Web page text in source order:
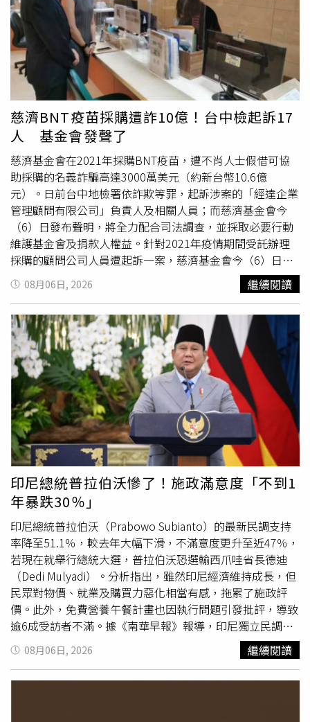
其自辦股務資格，並要求改由專業機構辦理相關股務作業。
市、量販店等通路缺貨情況比傳統市場更加明顯。他表示，
隨著新一批蛋雞陸續成熟投入產蛋，市場供應最快可望於9
月逐步回穩，但在此之前，雞蛋供應仍可能維持偏緊。面對
供需失衡，養雞協會已與產銷端討論調整全品項雞蛋價格，
希望反映市場供應現況及生產成本，不過目前尚未決定何時
調漲及實際漲幅。王建培指出，即使每盒雞蛋調漲3至5元，
平均換算每顆雞蛋增加的成本僅幾角錢，對消費者日常支出
影響相對有限。王建培坦言，國內 雞蛋市場幾乎每年夏天都
會受到高溫影響，但近年極端氣候愈來愈頻繁，蛋雞熱緊迫
情形比過去更加嚴重，不僅降低產蛋效率，也增加飼養管理
難度，因此改善飼養環境已成為產業發展的重要課題。為降
低高溫造成的衝擊，養雞協會近年持續協助蛋農改善雞舍設
備，包括將傳統開放式雞舍升級為密閉水簾式雞舍、增設降
溫系統、降低飼養密度等，希望減少熱緊迫對蛋雞產蛋的影
響。目前農業部也提供相關補助，協助蛋農更新設備，提高
生產穩定性。此外，暑假旅遊旺季也推升部分地區的雞蛋需
求。由於東部及離島原本蛋雞飼養量就較少，目前仍須仰賴
西部跨區調度供應，因此受到運輸成本影響，當地雞蛋售價
可能高於西部地區，民眾近期採買時可多留意市場供應及價
格變化。
慈濟BNT疫苗採購遭詐10億！台中檢起訴17
人 基金會發聲了
慈濟基金會在2021年採購BNT疫苗，遭不肖人士假借可協
助採購的名義詐騙高達3000萬美元（約新台幣10.6億
元）。日前台中地檢署依詐欺等罪，起訴涉案的「經達企業
管理顧問有限公司」負責人及相關人員；而慈濟基金會今
（6）日發布聲明，將全力配合司法調查，並採取必要行動
維護基金會及捐款人權益。針對2021年疫情期間受託辦理
採購的顧問公司人員遭起訴一案，慈濟基金會今（6）日發
聲明表示，今日透過媒體報導獲知台中地檢署依詐欺等罪起
訴「經達企業管理顧問有限公司」負責人及涉案人員，基金
會感謝司法機關秉公偵辦，由於全案已進入司法程序，後續
將積極配合檢調與法院審理，協助釐清案情。回顧採購歷
程，慈濟指出，2021年疫情嚴峻之際，為守護國人健康而
推動BNT疫苗採購計畫。採購過程嚴格恪守四大原則，包括
依法辦理採購、依公開市場資訊訂定合理價格、採購總額與
單價遵循公開範圍，以及所有費用均經會計師查核簽證並接
受衛福部查核。在具體時程上，慈濟說明，於2021年5月31
日對外宣布採購意向，6月9日與經達公司簽訂委託契約，同
年7月2日確認採購500萬劑BNT疫苗，並與台積電、鴻海、
永齡基金會共同完成捐贈，相關採購總額及單價均依公開資
訊執行。慈濟特別強調，所有疫苗採購費用均經過專業會計
師事務所查核簽證，公開於財務報告中，並接受衛生福利部
查核，一切過程合法透明，期盼藉此維繫社會大眾對公益團
體的信任。最後，慈濟感念全球慈濟人與各界善心人士共同
促成500萬劑疫苗捐贈，守護台灣12歲以上民眾健康。慈濟
補充，因基金會不具調查權，若受託公司人員最終經判決有
罪，犯罪所得將依法返還，切實保障捐款人權益。台中地檢
署偵辦2021年新冠疫情期間的重大疫苗採購詐欺案，曾任
彰化律師公會理事長陳昱瑄等人，涉嫌利用當時國內 疫情嚴
峻且BNT疫苗供不應求的時機，虛構具備代購管道與政商人
脈，向財團法人中華民國佛教慈濟慈善事業基金會詐取高達
3000萬美元（約新台幣10.6億元）的委任酬勞，並進行洗
錢與違反稅捐稽徵法。檢方歷經多波搜索並聲請羈押，共保
08月06日, 2026 繼續閱讀
印尼總統普拉伯沃慘了！施政滿意度「不到1
年暴跌30％」
印尼總統普拉伯沃（Prabowo Subianto）的最新民調支持
率降至51.1％，較去年大幅下滑，不滿意度更升至近47％，
若現在就舉行總統大選，普拉伯沃恐選輸西爪哇省長德迪
（Dedi Mulyadi）。分析指出，雖然印尼經濟維持成長，但
民眾對物價、就業及購買力惡化相當有感，拖累了施政評
價。此外，免費營養午餐計畫也因執行問題引發批評，導致
逾6成受訪者不滿。據《南華早報》報導，印尼獨立民調機
構「賽富爾穆賈尼研究與顧問公司」（Saiful Mujani
Research and Consulting，SMRC）公布的調查顯示，普拉
伯沃的施政滿意度降至51.1％，較2025年11月的81.2％以
08月06日, 2026 繼續閱讀